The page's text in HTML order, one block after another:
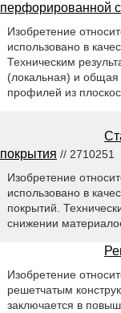
перфорированной
Изобретение
использовано в
Техническим
(локальная) и общая
профилей из
покрытия // 2710251
Изобретение
использовано в
покрытий.
снижении
Изобретение
решетчатым
заключается в